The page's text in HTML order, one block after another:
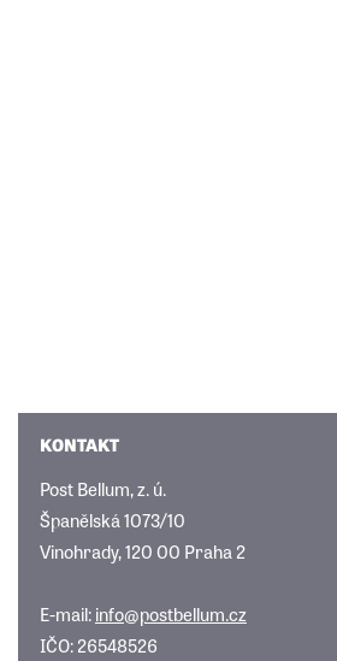
KONTAKT
Post Bellum, z. ú.
Španělská 1073/10
Vinohrady, 120 00 Praha 2
E-mail:info@postbellum.cz
IČO: 26548526